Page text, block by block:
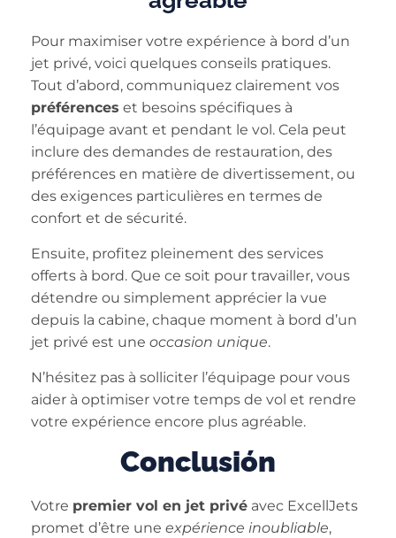
Pour maximiser votre expérience à bord d’un
jet privé, voici quelques conseils pratiques.
Tout d’abord, communiquez clairement vos
préférences et besoins spécifiques à
l’équipage avant et pendant le vol. Cela peut
inclure des demandes de restauration, des
préférences en matière de divertissement, ou
des exigences particulières en termes de
confort et de sécurité.
Ensuite, profitez pleinement des services
offerts à bord. Que ce soit pour travailler, vous
détendre ou simplement apprécier la vue
depuis la cabine, chaque moment à bord d’un
jet privé est une occasion unique.
N’hésitez pas à solliciter l’équipage pour vous
aider à optimiser votre temps de vol et rendre
votre expérience encore plus agréable.
Conclusión
Votre premier vol en jet privé avec ExcellJets
promet d’être une expérience inoubliable,